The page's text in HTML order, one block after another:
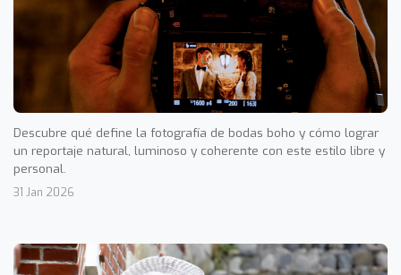
Descubre qué define la fotografía de bodas boho y cómo lograr
un reportaje natural, luminoso y coherente con este estilo libre y
personal.
31 Jan 2026